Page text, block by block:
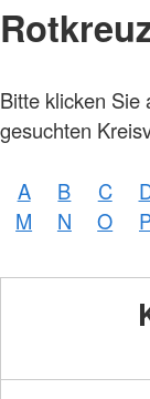
Bitte klicken Sie
gesuchten
A B C
M
N O